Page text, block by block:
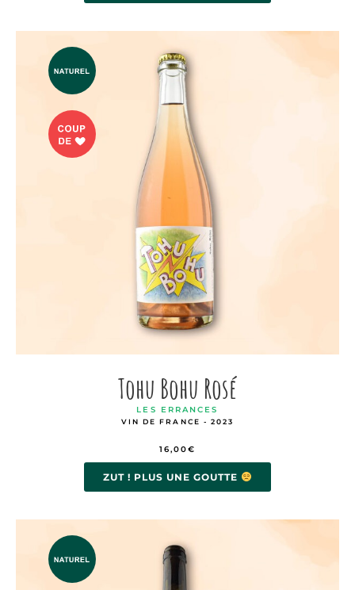
Tohu Bohu Rosé
LES ERRANCES
VIN DE FRANCE - 2023
16,00€
ZUT ! PLUS UNE GOUTTE